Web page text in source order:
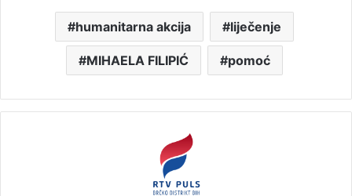
humanitarna akcija liječenje
MIHAELA FILIPIĆ pomoć